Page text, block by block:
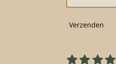
Verzenden
R
1 2 3 4